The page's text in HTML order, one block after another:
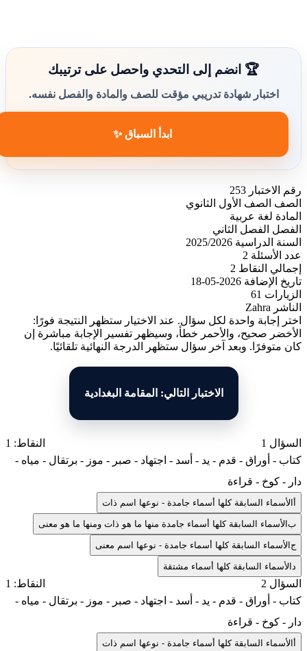
🏆 انضم إلى التحدي واحصل على ترتيبك
اختبار شهادة تدريبي مؤقت للصف والمادة والفصل نفسه.
ابدأ السباق ✨
رقم الاختبار 253
الصف
الصف الأول الثانوي
المادة لغة عربية
الفصل
الفصل الثاني
السنة الدراسية 2025/2026
عدد الأسئلة 2
إجمالي النقاط 2
تاريخ الإضافة 2026-05-18
الزيارات
61
الناشر Zahra
اختر إجابة واحدة لكل سؤال. عند الاختيار ستظهر النتيجة فورًا:
الأخضر صحيح، والأحمر خطأ، وسيظهر تفسير الإجابة مباشرة إن
كان متوفرًا. وبعد آخر سؤال ستظهر الدرجة النهائية تلقائيًا.
الاختبار التالي: المقامة البغدادية
السؤال 1
النقاط: 1
كتاب - أوراق - قدم - يد - أسد - اجتهاد - صبر - موز - برتقال - مياه -
دار - كوخ - قراءة
الأسماء السابقة كلها أسماء جامدة - نوعها اسم ذات
بالأسماء السابقة كلها أسماء جامدة منها ما هو ذات ومنها ما هو معنى
جالأسماء السابقة كلها أسماء جامدة - نوعها اسم معنى
الأسماء السابقة كلها أسماء مشتقة
السؤال 2
النقاط: 1
كتاب - أوراق - قدم - يد - أسد - اجتهاد - صبر - موز - برتقال - مياه -
دار - كوخ - قراءة
الأسماء السابقة كلها أسماء جامدة - نوعها اسم ذات